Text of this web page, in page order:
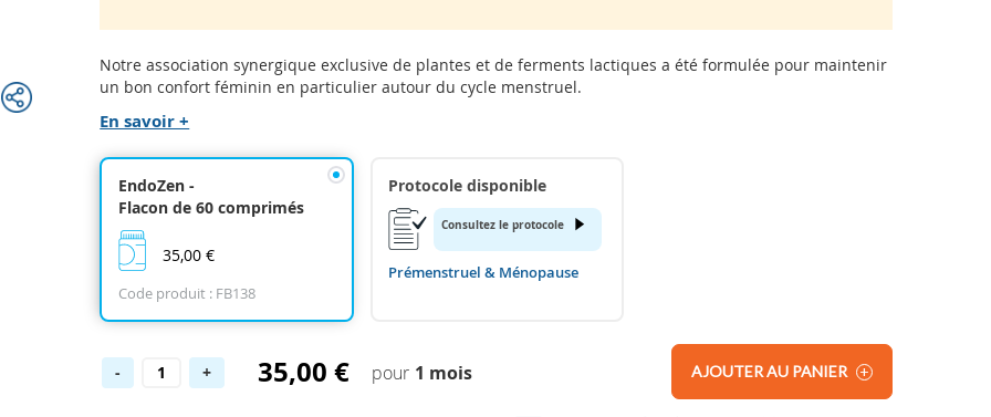
Notre association synergique exclusive de plantes et de ferments lactiques a été formulée pour maintenir
un bon confort féminin en particulier autour du cycle menstruel.
En savoir +
EndoZen -
Flacon de 60 comprimés
35,00 €
Code produit : FB138
Protocole disponible
Consultez le protocole
Prémenstruel & Ménopause
- + AJOUTER AU PANIER
35,00 € 1 mois